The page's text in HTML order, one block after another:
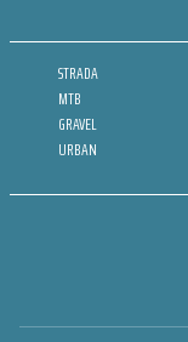
STRADA
MTB
GRAVEL
URBAN